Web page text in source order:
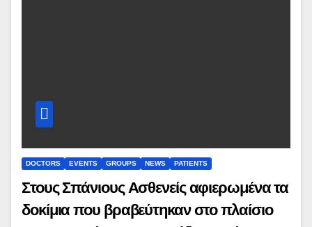
DOCTORS EVENTS GROUPS NEWS PATIENTS
Στους Σπάνιους Ασθενείς αφιερωμένα τα
δοκίμια που βραβεύτηκαν στο πλαίσιο